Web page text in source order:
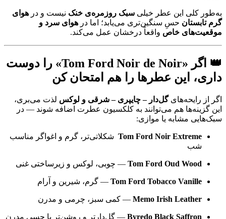
به‌طور کلی این عطر خیلی سبک روزمره‌ی خنک نیست و در هوای
گرم تابستان حسِ سنگین‌تری می‌یابد؛ اما در هوای سرد و
موقعیت‌های خاص واقعاً درخشان عمل می‌کند.
👑 اگر «Tom Ford Noir de Noir» را دوست
داری، این عطرها را هم امتحان کن
اگر از رایحه‌هایگل‌دار – چایپری – شرقی و لوکس لذت می‌بری،
این گزینه‌ها هم می‌توانند به کلکسیون عطرت اضافه شوند — در
سبک‌هایی مشابه یا موازی:
Tom Ford Noir Extreme شکلاتی‌تر، گرم و اغواگر مناسب
شب
Tom Ford Oud Wood — چوبی، لوکس و زیرساختی غنی
Tom Ford Tobacco Vanille — گرم، شیرین و آرام
Memo Irish Leather — کمی سبز، چرمی و مدرن
Byredo Black Saffron — گل‌دارتر و روشن‌تر با حسی مدرن